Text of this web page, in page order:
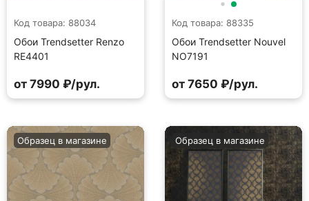
Код товара: 88034
Обои Trendsetter Renzo
RE4401
от 7990 ₽/рул.
Код товара: 88335
Обои Trendsetter Nouvel
NO7191
от 7650 ₽/рул.
Образец в магазине Образец в магазине